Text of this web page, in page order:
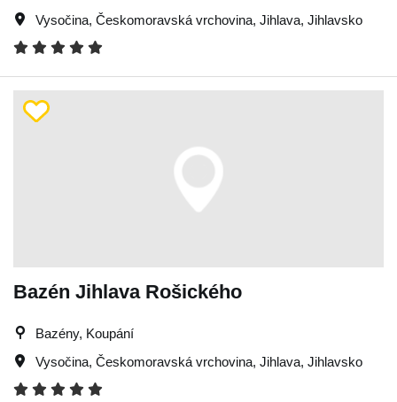
Vysočina, Českomoravská vrchovina, Jihlava, Jihlavsko
Bazén Jihlava Rošického
Bazény, Koupání
Vysočina, Českomoravská vrchovina, Jihlava, Jihlavsko